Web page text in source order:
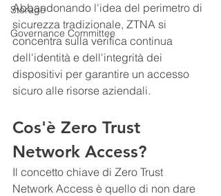
Storage
Governance Committee
Abbandonando l'idea del perimetro di
sicurezza tradizionale, ZTNA si
concentra sulla verifica continua
dell'identità e dell'integrità dei
dispositivi per garantire un accesso
sicuro alle risorse aziendali.
Cos'è Zero Trust
Network Access?
Il concetto chiave di Zero Trust
Network Access è quello di non dare